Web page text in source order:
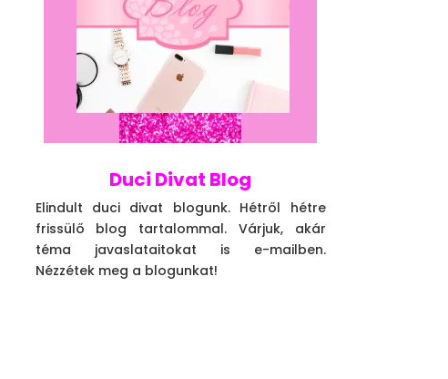
Duci Divat Blog
Elindult duci divat blogunk. Hétről hétre
frissülő blog tartalommal. Várjuk, akár
téma javaslataitokat is e-mailben.
Nézzétek meg a blogunkat!